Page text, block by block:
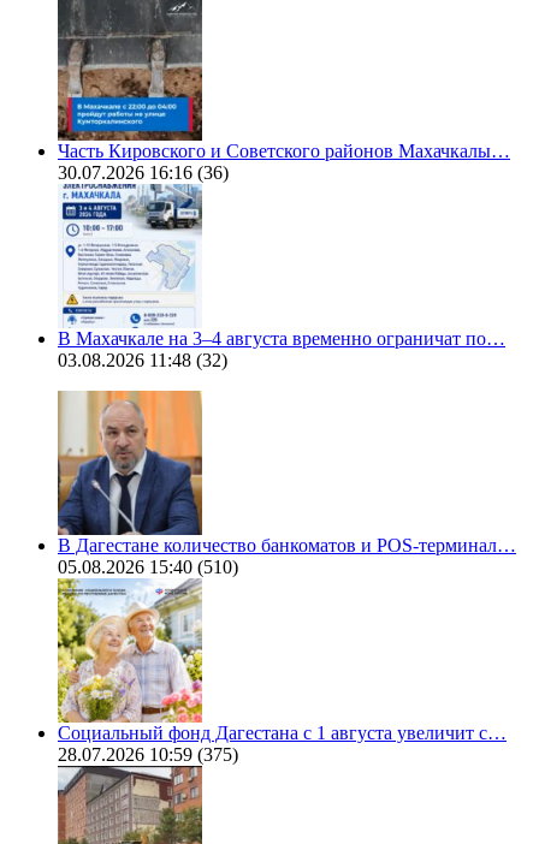
Часть Кировского и Советского районов Махачкалы…
30.07.2026 16:16 (36)
В Махачкале на 3–4 августа временно ограничат по…
03.08.2026 11:48 (32)
В Дагестане количество банкоматов и POS-терминал…
05.08.2026 15:40 (510)
Социальный фонд Дагестана с 1 августа увеличит с…
28.07.2026 10:59 (375)